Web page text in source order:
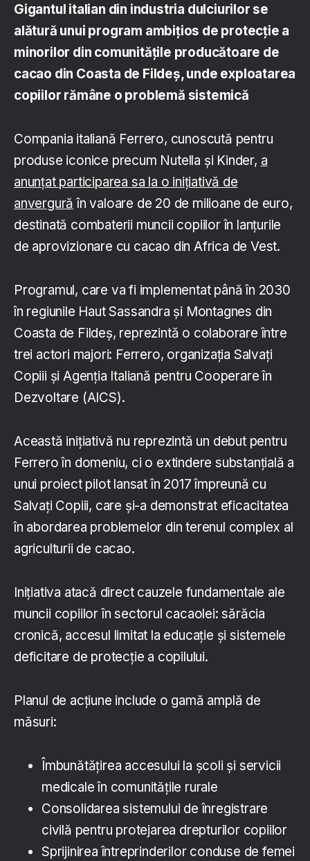
Gigantul italian din industria dulciurilor se
alătură unui program ambițios de protecție a
minorilor din comunitățile producătoare de
cacao din Coasta de Fildeș, unde exploatarea
copiilor rămâne o problemă sistemică
Compania italiană Ferrero, cunoscută pentru
produse iconice precum Nutella și Kinder, a
anunțat participarea sa la o inițiativă de
anvergură în valoare de 20 de milioane de euro,
destinată combaterii muncii copiilor în lanțurile
de aprovizionare cu cacao din Africa de Vest.
Programul, care va fi implementat până în 2030
în regiunile Haut Sassandra și Montagnes din
Coasta de Fildeș, reprezintă o colaborare între
trei actori majori: Ferrero, organizația Salvați
Copiii și Agenția Italiană pentru Cooperare în
Dezvoltare (AICS).
Această inițiativă nu reprezintă un debut pentru
Ferrero în domeniu, ci o extindere substanțială a
unui proiect pilot lansat în 2017 împreună cu
Salvați Copiii, care și-a demonstrat eficacitatea
în abordarea problemelor din terenul complex al
agriculturii de cacao.
Inițiativa atacă direct cauzele fundamentale ale
muncii copiilor în sectorul cacaolei: sărăcia
cronică, accesul limitat la educație și sistemele
deficitare de protecție a copilului.
Planul de acțiune include o gamă amplă de
măsuri:
Îmbunătățirea accesului la școli și servicii
medicale în comunitățile rurale
Consolidarea sistemului de înregistrare
civilă pentru protejarea drepturilor copiilor
Sprijinirea întreprinderilor conduse de femei